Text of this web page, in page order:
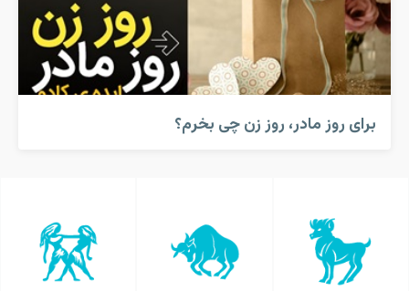
برای روز مادر، روز زن چی بخرم؟